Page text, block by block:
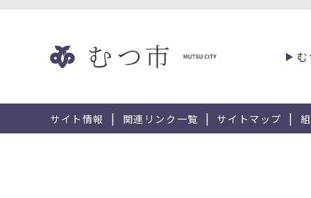
サイト情報 関連リンク一覧 サイトマップ